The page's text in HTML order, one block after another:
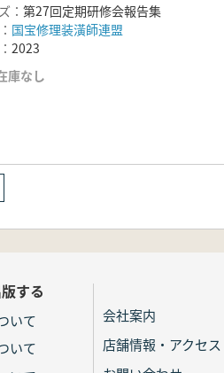
： 第27回定期研修会報告集
国宝修理装潢師連盟
2023
庫なし
する
いて
いて
会社案内
店舗情報・アクセス